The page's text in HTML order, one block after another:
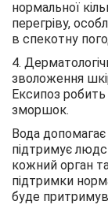
нормальної
перегріву,
в спекотну
4.
зволоження
Ексипоз
зморшок.
Вода допомагає
підтримує
кожний орган
підтримки
буде